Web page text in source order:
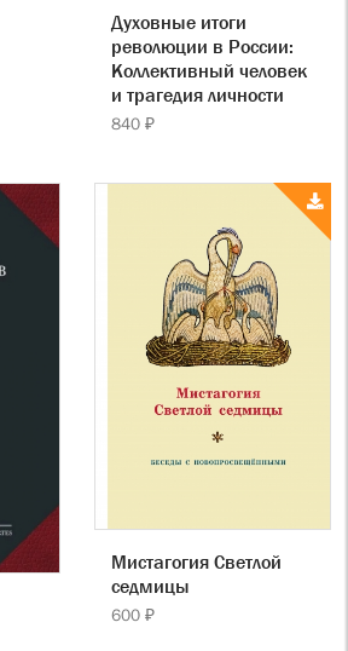
Духовные итоги
революции в России:
Коллективный человек
и трагедия личности
840 ₽
Мистагогия Светлой
седмицы
600 ₽